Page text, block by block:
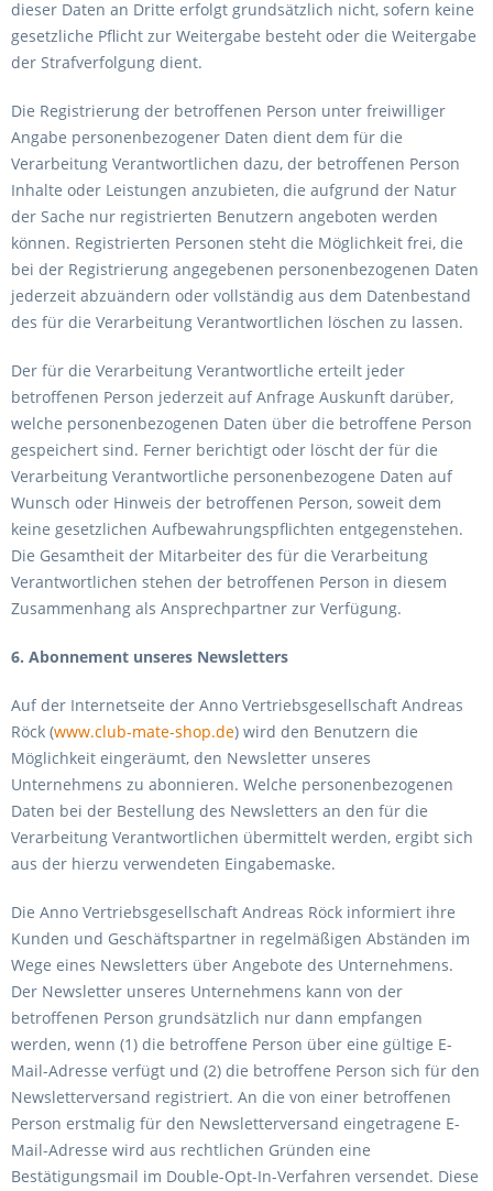
dieser Daten an Dritte erfolgt grundsätzlich nicht, sofern keine
gesetzliche Pflicht zur Weitergabe besteht oder die Weitergabe
der Strafverfolgung dient.
Die Registrierung der betroffenen Person unter freiwilliger
Angabe personenbezogener Daten dient dem für die
Verarbeitung Verantwortlichen dazu, der betroffenen Person
Inhalte oder Leistungen anzubieten, die aufgrund der Natur
der Sache nur registrierten Benutzern angeboten werden
können. Registrierten Personen steht die Möglichkeit frei, die
bei der Registrierung angegebenen personenbezogenen Daten
jederzeit abzuändern oder vollständig aus dem Datenbestand
des für die Verarbeitung Verantwortlichen löschen zu lassen.
Der für die Verarbeitung Verantwortliche erteilt jeder
betroffenen Person jederzeit auf Anfrage Auskunft darüber,
welche personenbezogenen Daten über die betroffene Person
gespeichert sind. Ferner berichtigt oder löscht der für die
Verarbeitung Verantwortliche personenbezogene Daten auf
Wunsch oder Hinweis der betroffenen Person, soweit dem
keine gesetzlichen Aufbewahrungspflichten entgegenstehen.
Die Gesamtheit der Mitarbeiter des für die Verarbeitung
Verantwortlichen stehen der betroffenen Person in diesem
Zusammenhang als Ansprechpartner zur Verfügung.
6. Abonnement unseres Newsletters
Auf der Internetseite der Anno Vertriebsgesellschaft Andreas
Röck (www.club-mate-shop.de) wird den Benutzern die
Möglichkeit eingeräumt, den Newsletter unseres
Unternehmens zu abonnieren. Welche personenbezogenen
Daten bei der Bestellung des Newsletters an den für die
Verarbeitung Verantwortlichen übermittelt werden, ergibt sich
aus der hierzu verwendeten Eingabemaske.
Die Anno Vertriebsgesellschaft Andreas Röck informiert ihre
Kunden und Geschäftspartner in regelmäßigen Abständen im
Wege eines Newsletters über Angebote des Unternehmens.
Der Newsletter unseres Unternehmens kann von der
betroffenen Person grundsätzlich nur dann empfangen
werden, wenn (1) die betroffene Person über eine gültige E-
Mail-Adresse verfügt und (2) die betroffene Person sich für den
Newsletterversand registriert. An die von einer betroffenen
Person erstmalig für den Newsletterversand eingetragene E-
Mail-Adresse wird aus rechtlichen Gründen eine
Bestätigungsmail im Double-Opt-In-Verfahren versendet. Diese